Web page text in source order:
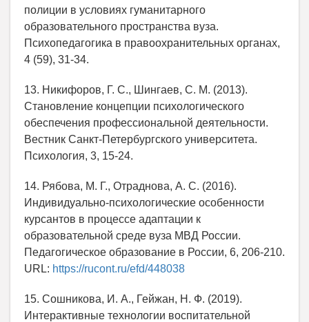
полиции в условиях гуманитарного
образовательного пространства вуза.
Психопедагогика в правоохранительных органах,
4 (59), 31-34.
13. Никифоров, Г. С., Шингаев, С. М. (2013).
Становление концепции психологического
обеспечения профессиональной деятельности.
Вестник Санкт-Петербургского университета.
Психология, 3, 15-24.
14. Рябова, М. Г., Отраднова, А. С. (2016).
Индивидуально-психологические особенности
курсантов в процессе адаптации к
образовательной среде вуза МВД России.
Педагогическое образование в России, 6, 206-210.
URL: https://rucont.ru/efd/448038
15. Сошникова, И. А., Гейжан, Н. Ф. (2019).
Интерактивные технологии воспитательной